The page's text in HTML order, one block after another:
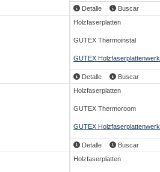
Detalle Buscar
Holzfaserplatten
GUTEX Thermoinstal
GUTEX Holzfaserplattenwerk
Detalle Buscar
Holzfaserplatten
GUTEX Thermoroom
GUTEX Holzfaserplattenwerk
Detalle Buscar
Holzfaserplatten